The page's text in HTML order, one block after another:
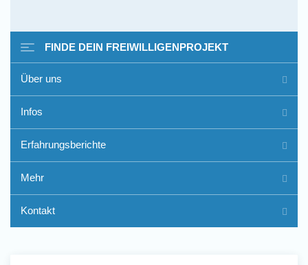
Freiwilligenarbeit im Ausland
- Erfahrungsberichte
FINDE DEIN FREIWILLIGENPROJEKT
Über uns
Infos
Erfahrungsberichte
Mehr
Kontakt